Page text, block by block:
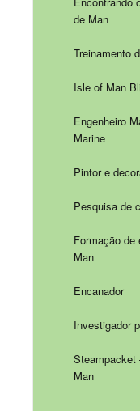
de Man
Treinamento
Isle of Man
Engenheiro
Marine
Pintor e
Pesquisa de
Formação de
Man
Encanador
Investigador
Steampacket
Man